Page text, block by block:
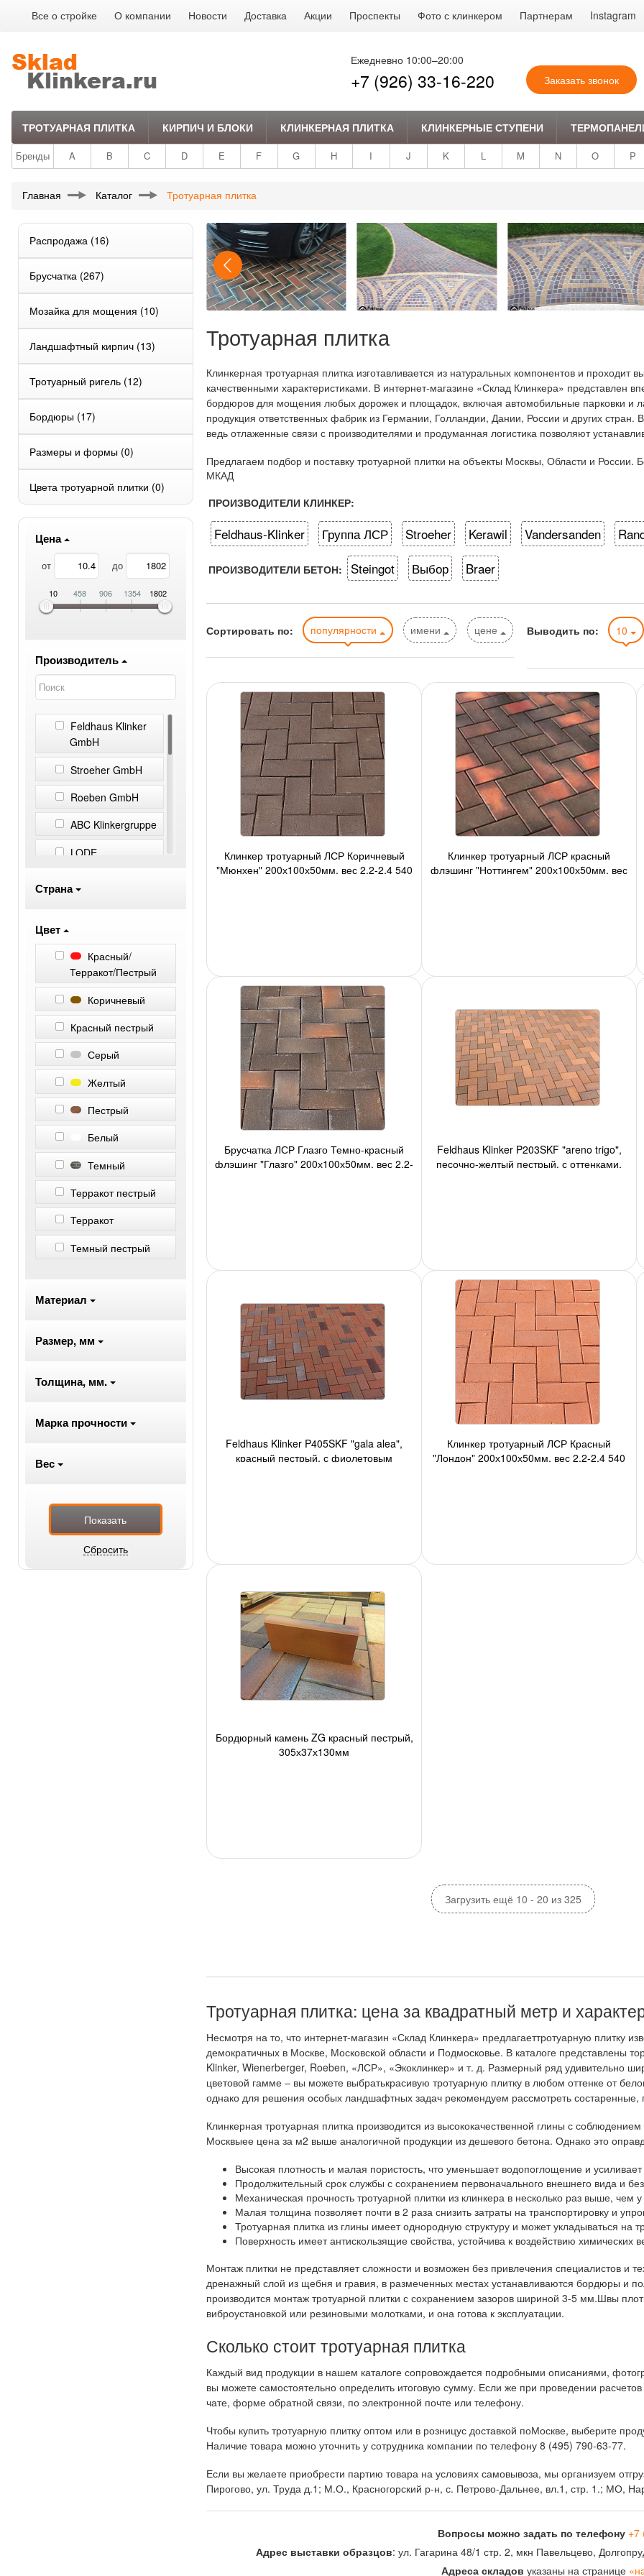
Все о стройке О компании Новости Доставка Акции Проспекты Фото с клинкером Партнерам Instagram
Ежедневно 10:00–20:00
+7 (926) 33-16-220 Заказать звонок
ТРОТУАРНАЯ ПЛИТКА КИРПИЧ И БЛОКИ КЛИНКЕРНАЯ ПЛИТКА КЛИНКЕРНЫЕ СТУПЕНИ
Бренды A B C D E F G H I J K L M N O P
Главная Каталог Тротуарная плитка
Распродажа (16)
Брусчатка (267)
Мозайка для мощения (10)
Ландшафтный кирпич (13)
Тротуарный ригель (12)
Бордюры (17)
Размеры и формы (0)
Цвета тротуарной плитки (0)
Цена
от до
10 458 906 1354 1802
Производитель
Feldhaus Klinker
GmbH
Stroeher GmbH
Roeben GmbH
ABC Klinkergruppe
LODE
ЛСР
ArtStone Klinker
BRAER
KERAWIL Tonwerk
Muhr Lichterfeld
Wienerberger
Выбор
Керамейя
ZG-Clinker
Страна
Цвет
Красный/
Терракот/Пестрый
Коричневый
Красный пестрый
Серый
Желтый
Пестрый
Белый
Темный
Терракот пестрый
Терракот
Темный пестрый
Материал
Размер, мм
Толщина, мм.
Марка прочности
Вес
Тротуарная плитка
Клинкерная тротуарная плитка изготавливается из натуральных компонентов и
качественными характеристиками. В интернет-магазине «Склад Клинкера» представлен
бордюров для мощения любых дорожек и площадок, включая автомобильные парковки и
продукция ответственных фабрик из Германии, Голландии, Дании, России и других стран.
ведь отлаженные связи с производителями и продуманная логистика позволяют
Предлагаем подбор и поставку тротуарной плитки на объекты Москвы, Области и России.
МКАД
ПРОИЗВОДИТЕЛИ КЛИНКЕР:
Feldhaus-Klinker Группа ЛСР Stroeher Kerawil Vandersanden
ПРОИЗВОДИТЕЛИ БЕТОН: Steingot Выбор Braer
Сортировать по: популярности имени цене Выводить по: 10
Клинкер тротуарный ЛСР Коричневый
"Мюнхен" 200х100х50мм, вес 2,2-2,4 540
Клинкер тротуарный ЛСР красный
флэшинг "Ноттингем" 200х100х50мм, вес
Брусчатка ЛСР Глазго Темно-красный
флэшинг "Глазго" 200х100х50мм, вес 2,2-
Feldhaus Klinker P203SKF "areno trigo",
песочно-желтый пестрый, с оттенками,
Feldhaus Klinker P405SKF "gala alea",
красный пестрый, с фиолетовым
Клинкер тротуарный ЛСР Красный
"Лондон" 200х100х50мм, вес 2,2-2,4 540
Бордюрный камень ZG красный пестрый,
305х37х130мм
Загрузить ещё 10 - 20 из 325
Тротуарная плитка: цена за квадратный метр и
Несмотря на то, что интернет-магазин «Склад Клинкера» предлагаеттротуарную плитку
демократичных в Москве, Московской области и Подмосковье. В каталоге представлены
Klinker, Wienerberger, Roeben, «ЛСР», «Экоклинкер» и т. д. Размерный ряд удивительно
цветовой гамме – вы можете выбратькрасивую тротуарную плитку в любом оттенке от
однако для решения особых ландшафтных задач рекомендуем рассмотреть состаренные,
Клинкерная тротуарная плитка производится из высококачественной глины с
Москвыее цена за м2 выше аналогичной продукции из дешевого бетона. Однако это
Высокая плотность и малая пористость, что уменьшает водопоглощение и усиливает
Продолжительный срок службы с сохранением первоначального внешнего вида и
Механическая прочность тротуарной плитки из клинкера в несколько раз выше, чем
Малая толщина позволяет почти в 2 раза снизить затраты на транспортировку и
Тротуарная плитка из глины имеет однородную структуру и может укладываться на
Поверхность имеет антискользящие свойства, устойчива к воздействию
Монтаж плитки не представляет сложности и возможен без привлечения специалистов и
дренажный слой из щебня и гравия, в размеченных местах устанавливаются бордюры и
производится монтаж тротуарной плитки с сохранением зазоров шириной 3-5 мм.Швы
виброустановкой или резиновыми молотками, и она готова к эксплуатации.
Сколько стоит тротуарная плитка
Каждый вид продукции в нашем каталоге сопровождается подробными описаниями,
вы можете самостоятельно определить итоговую сумму. Если же при проведении
чате, форме обратной связи, по электронной почте или телефону.
Чтобы купить тротуарную плитку оптом или в розницус доставкой поМоскве, выберите
Наличие товара можно уточнить у сотрудника компании по телефону 8 (495) 790-63-77.
Если вы желаете приобрести партию товара на условиях самовывоза, мы организуем
Пирогово, ул. Труда д.1; М.О., Красногорский р-н, с. Петрово-Дальнее, вл.1, стр. 1.; МО,
Вопросы можно задать по телефону +7
Адрес выставки образцов: ул. Гагарина 48/1 стр. 2, мкн Павельцево,
Адреса складов указаны на странице